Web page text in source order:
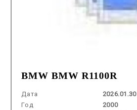
BMW BMW R1100R
Дата
2026.01.30
Год
2000